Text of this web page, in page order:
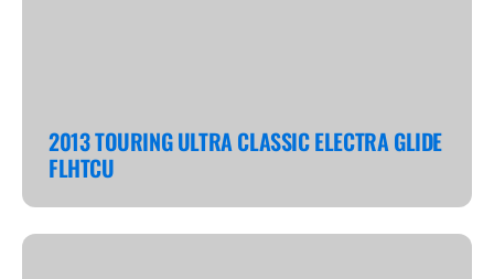
2013 TOURING ULTRA CLASSIC ELECTRA GLIDE
FLHTCU